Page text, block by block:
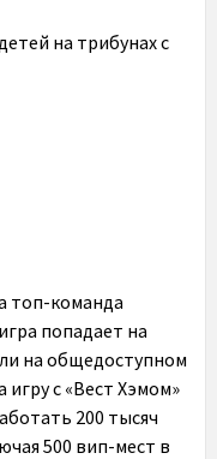
на трибунах с
топ-команда
попадает на
на общедоступном
игру с «Вест Хэмом»
200 тысяч
500 вип-мест в